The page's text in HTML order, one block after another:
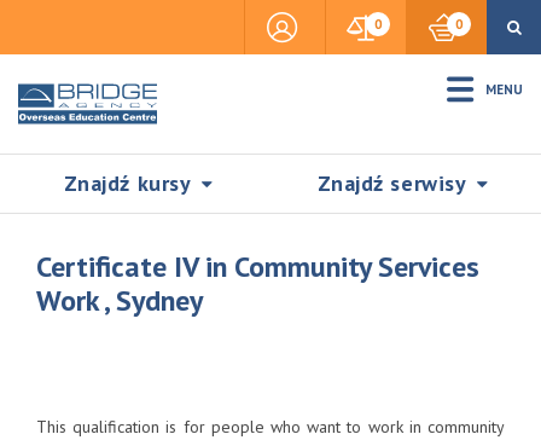
0 0
MENU
Znajdź kursy Znajdź serwisy
Accommodation
Certificate IV in Community Services
Work , Sydney
This qualification is for people who want to work in community